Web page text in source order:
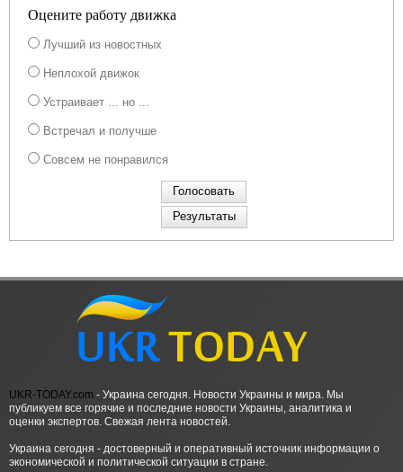
Оцените работу движка
Лучший из новостных
Неплохой движок
Устраивает ... но ...
Встречал и получше
Совсем не понравился
UKR-TODAY.com - Украина сегодня. Новости Украины и мира. Мы
публикуем все горячие и последние новости Украины, аналитика и
оценки экспертов. Свежая лента новостей.
Украина сегодня - достоверный и оперативный источник информации о
экономической и политической ситуации в стране.